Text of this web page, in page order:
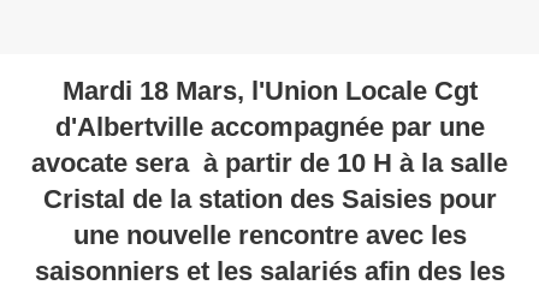
Mardi 18 Mars, l'Union Locale Cgt
d'Albertville accompagnée par une
avocate sera à partir de 10 H à la salle
Cristal de la station des Saisies pour
une nouvelle rencontre avec les
saisonniers et les salariés afin des les